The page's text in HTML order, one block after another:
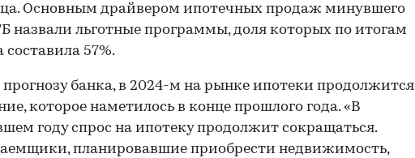
Основным драйвером ипотечных продаж минувшего
назвали льготные программы, доля которых по итогам
составила 57%.
прогнозу банка, в 2024-м на рынке ипотеки продолжится
которое наметилось в конце прошлого года. «В
году спрос на ипотеку продолжит сокращаться.
планировавшие приобрести недвижимость,